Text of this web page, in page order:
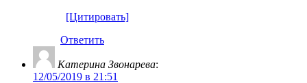
[Цитировать]
Ответить
Катерина Звонарева:
12/05/2019 в 21:51